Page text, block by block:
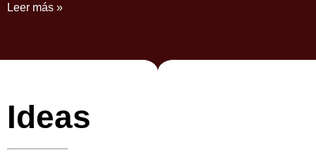
Leer más »
Ideas